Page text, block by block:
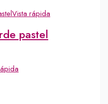
Vista rápida
pastel